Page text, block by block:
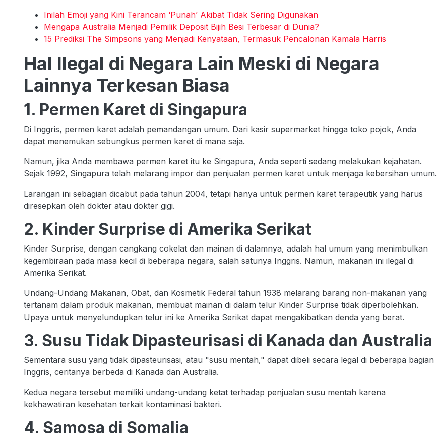
Inilah Emoji yang Kini Terancam ‘Punah’ Akibat Tidak Sering Digunakan
Mengapa Australia Menjadi Pemilik Deposit Bijih Besi Terbesar di Dunia?
15 Prediksi The Simpsons yang Menjadi Kenyataan, Termasuk Pencalonan Kamala Harris
Hal Ilegal di Negara Lain Meski di Negara
Lainnya Terkesan Biasa
1. Permen Karet di Singapura
Di Inggris, permen karet adalah pemandangan umum. Dari kasir supermarket hingga toko pojok, Anda
dapat menemukan sebungkus permen karet di mana saja.
Namun, jika Anda membawa permen karet itu ke Singapura, Anda seperti sedang melakukan kejahatan.
Sejak 1992, Singapura telah melarang impor dan penjualan permen karet untuk menjaga kebersihan umum.
Larangan ini sebagian dicabut pada tahun 2004, tetapi hanya untuk permen karet terapeutik yang harus
diresepkan oleh dokter atau dokter gigi.
2. Kinder Surprise di Amerika Serikat
Kinder Surprise, dengan cangkang cokelat dan mainan di dalamnya, adalah hal umum yang menimbulkan
kegembiraan pada masa kecil di beberapa negara, salah satunya Inggris. Namun, makanan ini ilegal di
Amerika Serikat.
Undang-Undang Makanan, Obat, dan Kosmetik Federal tahun 1938 melarang barang non-makanan yang
tertanam dalam produk makanan, membuat mainan di dalam telur Kinder Surprise tidak diperbolehkan.
Upaya untuk menyelundupkan telur ini ke Amerika Serikat dapat mengakibatkan denda yang berat.
3. Susu Tidak Dipasteurisasi di Kanada dan Australia
Sementara susu yang tidak dipasteurisasi, atau "susu mentah," dapat dibeli secara legal di beberapa bagian
Inggris, ceritanya berbeda di Kanada dan Australia.
Kedua negara tersebut memiliki undang-undang ketat terhadap penjualan susu mentah karena
kekhawatiran kesehatan terkait kontaminasi bakteri.
4. Samosa di Somalia